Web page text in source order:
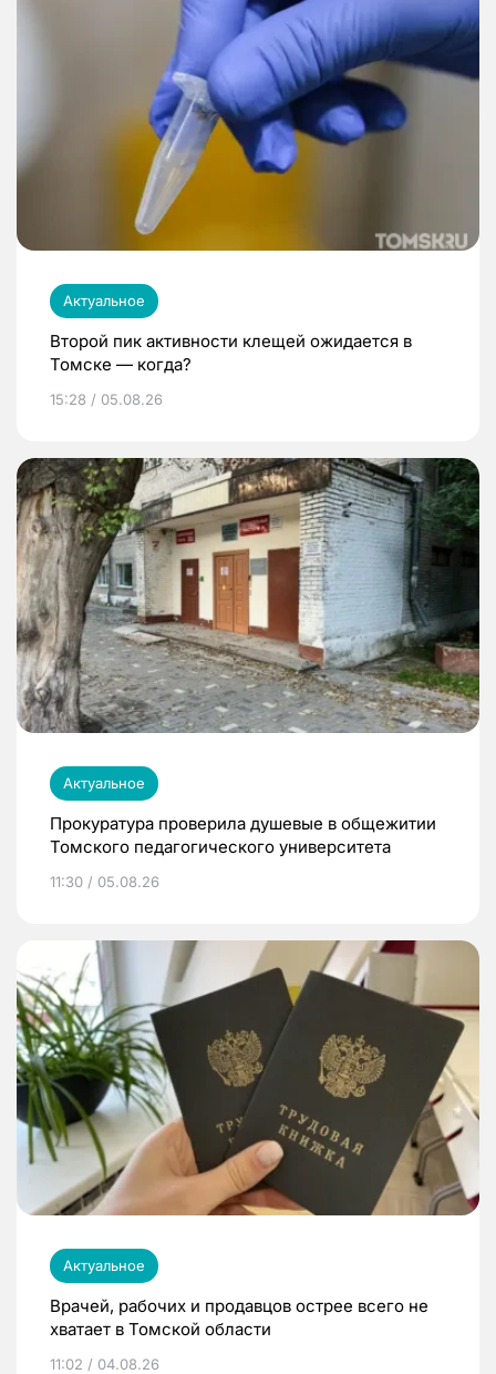
Актуальное
Второй пик активности клещей ожидается в
Томске — когда?
15:28 / 05.08.26
Актуальное
Прокуратура проверила душевые в общежитии
Томского педагогического университета
11:30 / 05.08.26
Актуальное
Врачей, рабочих и продавцов острее всего не
хватает в Томской области
11:02 / 04.08.26